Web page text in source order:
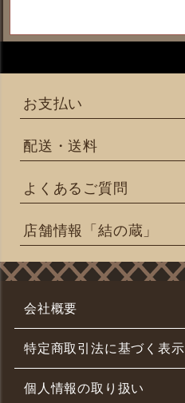
お支払い
配送・送料
よくあるご質問
店舗情報「結の蔵」
会社概要
特定商取引法に基づく表示
個人情報の取り扱い